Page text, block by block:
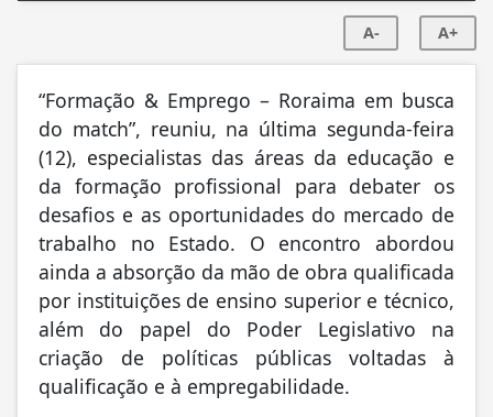
A- A+
“Formação & Emprego – Roraima em busca
do match”, reuniu, na última segunda-feira
(12), especialistas das áreas da educação e
da formação profissional para debater os
desafios e as oportunidades do mercado de
trabalho no Estado. O encontro abordou
ainda a absorção da mão de obra qualificada
por instituições de ensino superior e técnico,
além do papel do Poder Legislativo na
criação de políticas públicas voltadas à
qualificação e à empregabilidade.